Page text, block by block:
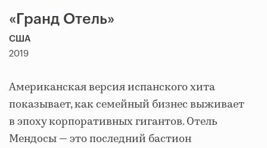
«Гранд Отель»
США
2019
Американская версия испанского хита
показывает, как семейный бизнес выживает
в эпоху корпоративных гигантов. Отель
Мендосы — это последний бастион